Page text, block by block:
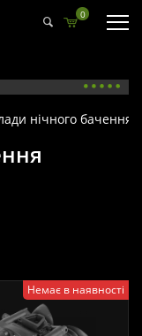
0
нічного бачення
Немає в наявності